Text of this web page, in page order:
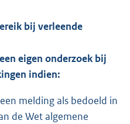
bij verleende
eigen onderzoek bij
indien:
melding als bedoeld in
de Wet algemene